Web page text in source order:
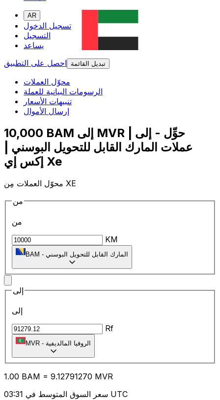
AR
تسجيل الدخول
التسجيل
يساعد
احصل على التطبيق
تبديل القائمة
محوّل العملات
الرسومات البيانية للعملة
تنبيهات الأسعار
إرسال الأموال
10,000 BAM إلى MVR | حوِّل - إلى
عملات المارك القابل للتحويل البوسني |
إكس إي Xe
محوّل العملات مِن XE
من
من
KM
BAM - المارك القابل للتحويل البوسني
إلى
إلى
Rf
MVR - الروفيا المالديفية
1.00 BAM = 9.12791270 MVR
سعر السوق المتوسط في 03:31 UTC